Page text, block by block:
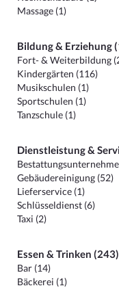
Massage (1)
Bildung & Erziehung
Fort- & Weiterbildung
Kindergärten (116)
Musikschulen (1)
Sportschulen (1)
Tanzschule (1)
Dienstleistung &
Gebäudereinigung (52)
Lieferservice (1)
Schlüsseldienst (6)
Taxi (2)
Essen & Trinken (243)
Bar (14)
Bäckerei (1)